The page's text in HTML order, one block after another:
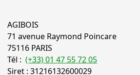
AGIBOIS
71 avenue Raymond Poincare
75116 PARIS
Tél : (+33) 01 47 55 72 05
Siret : 31216132600029